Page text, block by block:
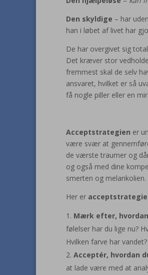
Den skyldige – har
han i løbet af livet har
De har overgivet sig
Det kræver stor
fremmest skal de selv
ansvaret, hvilket er så
få nogle piller eller en
Acceptstrategien er
være svær at
de værste traumer og
og også med dine
smerten og
Her er
Mærk efter,
følelser har du lige nu?
Hvilken farve har
Acceptér, hvordan
at lade være med at